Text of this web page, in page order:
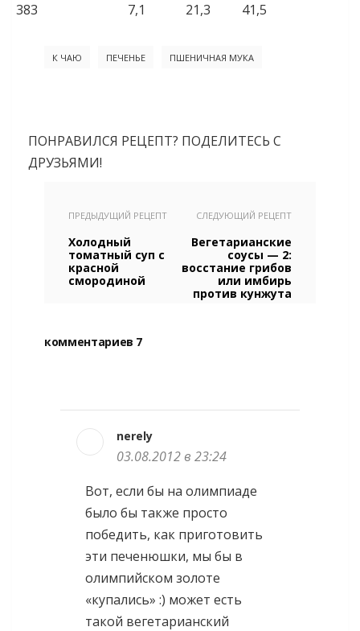
383
7,1 21,3 41,5
К ЧАЮ ПЕЧЕНЬЕ ПШЕНИЧНАЯ МУКА
ПОНРАВИЛСЯ РЕЦЕПТ? ПОДЕЛИТЕСЬ С
ДРУЗЬЯМИ!
ПРЕДЫДУЩИЙ РЕЦЕПТ
Холодный
томатный суп с
красной
смородиной
СЛЕДУЮЩИЙ РЕЦЕПТ
Вегетарианские
соусы — 2:
восстание грибов
или имбирь
против кунжута
комментариев 7
nerely
03.08.2012 в 23:24
Вот, если бы на олимпиаде
было бы также просто
победить, как приготовить
эти печенюшки, мы бы в
олимпийском золоте
«купались» :) может есть
такой вегетарианский